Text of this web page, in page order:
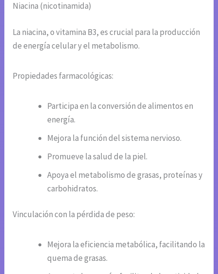
Niacina (nicotinamida)
La niacina, o vitamina B3, es crucial para la producción
de energía celular y el metabolismo.
Propiedades farmacológicas:
Participa en la conversión de alimentos en
energía.
Mejora la función del sistema nervioso.
Promueve la salud de la piel.
Apoya el metabolismo de grasas, proteínas y
carbohidratos.
Vinculación con la pérdida de peso:
Mejora la eficiencia metabólica, facilitando la
quema de grasas.